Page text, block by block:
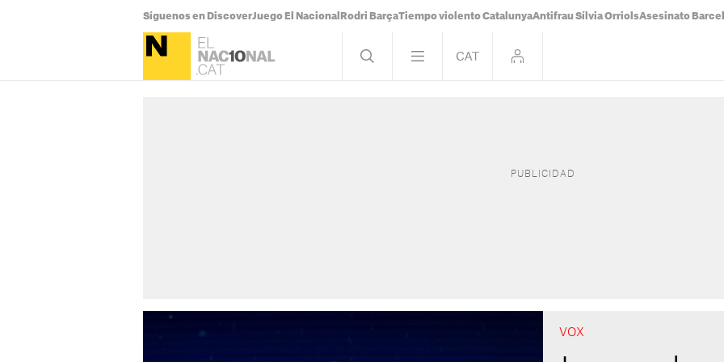
Síguenos en DiscoverJuego El Nacional Rodri BarçaTiempo violento CatalunyaAntifrau Sílvia OrriolsAsesinato
VOX